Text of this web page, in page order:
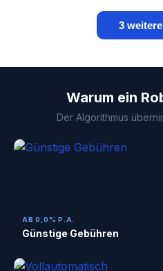
3
Warum ein
Der Algorithmus
AB 0,0% P.A.
Günstige Gebühren